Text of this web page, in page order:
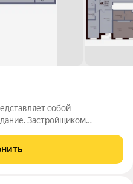
собой
Застройщиком
прилегающей
детских игровых